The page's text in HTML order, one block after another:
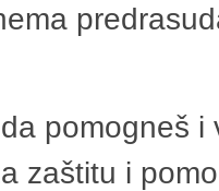
pomogneš
zaštitu i